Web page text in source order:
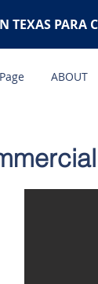
ABOUT
TEXAS PARA